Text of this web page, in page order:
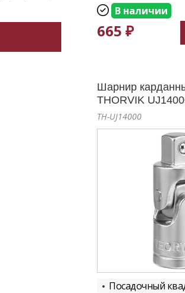
В наличии
665 ₽
Шарнир
THORVIK
TH-UJ14000
Посадочный